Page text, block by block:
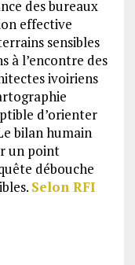
des bureaux
effective
sensibles
à l’encontre des
ivoiriens
d’orienter
bilan humain
un point
débouche
Selon RFI